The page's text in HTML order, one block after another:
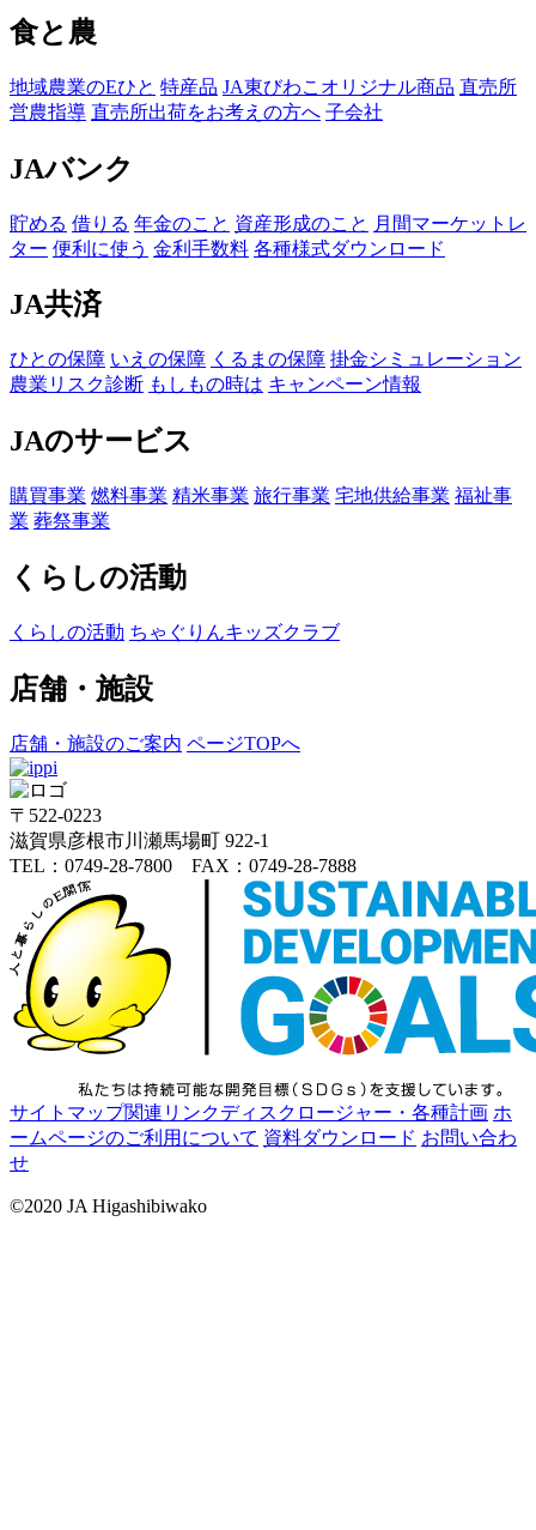
食と農
地域農業のEひと 特産品 JA東びわこオリジナル商品 直売所
営農指導 直売所出荷をお考えの方へ 子会社
JAバンク
貯める 借りる 年金のこと 資産形成のこと 月間マーケットレ
ター 便利に使う 金利手数料 各種様式ダウンロード
JA共済
ひとの保障 いえの保障 くるまの保障 掛金シミュレーション
農業リスク診断 もしもの時は キャンペーン情報
JAのサービス
購買事業 燃料事業 精米事業 旅行事業 宅地供給事業 福祉事
業 葬祭事業
くらしの活動
くらしの活動 ちゃぐりんキッズクラブ
店舗・施設
店舗・施設のご案内 ページTOPへ
〒522-0223
滋賀県彦根市川瀬馬場町 922-1
TEL：0749-28-7800 FAX：0749-28-7888
サイトマップ関連リンクディスクロージャー・各種計画 ホ
ームページのご利用について 資料ダウンロード お問い合わ
せ
©2020 JA Higashibiwako